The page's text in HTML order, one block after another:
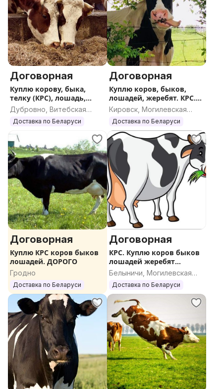
Договорная
Куплю корову, быка,
телку (КРС), лошадь,
жеребенка
Дубровно, Витебская
область
Доставка по Беларуси
Договорная
Куплю коров, быков,
лошадей, жеребят. КРС.
ДОРОГО
Кировск, Могилевская
область
Доставка по Беларуси
Договорная
Куплю КРС коров быков
лошадей. ДОРОГО
Гродно
Доставка по Беларуси
Договорная
КРС. Куплю коров быков
лошадей жеребят
ДОРОГО
Белыничи, Могилевская
область
Доставка по Беларуси